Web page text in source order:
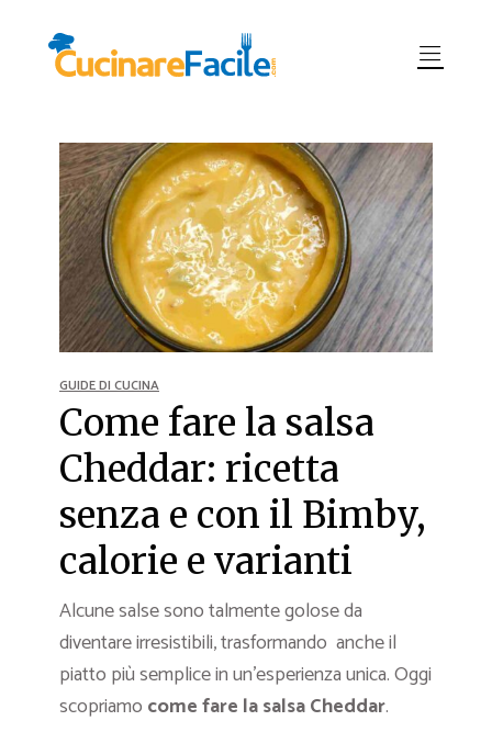
GUIDE DI CUCINA
Come fare la salsa
Cheddar: ricetta
senza e con il Bimby,
calorie e varianti
Alcune salse sono talmente golose da
diventare irresistibili, trasformando anche il
piatto più semplice in un’esperienza unica. Oggi
scopriamo come fare la salsa Cheddar.